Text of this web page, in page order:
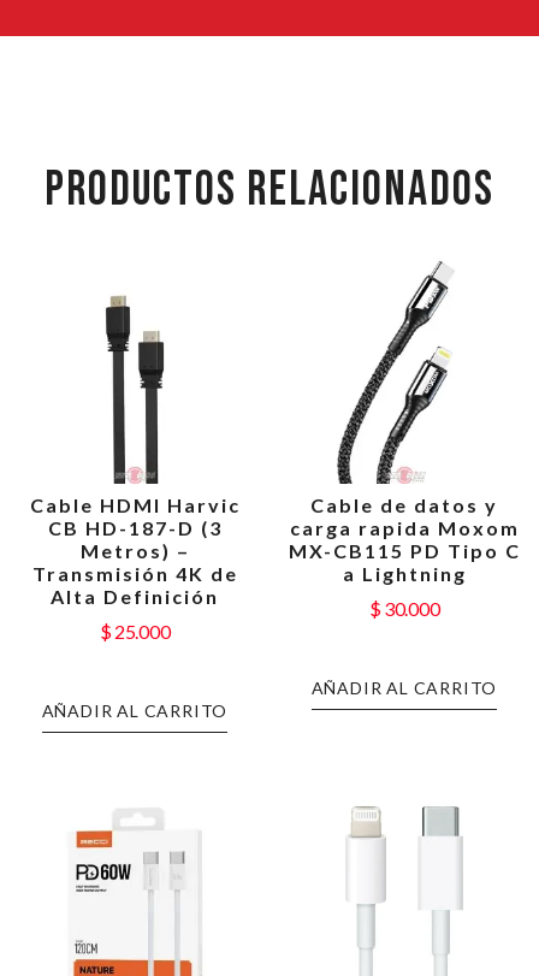
PRODUCTOS RELACIONADOS
Cable HDMI Harvic
CB HD-187-D (3
Metros) –
Transmisión 4K de
Alta Definición
$25.000
AÑADIR AL CARRITO
Cable de datos y
carga rapida Moxom
MX-CB115 PD Tipo C
a Lightning
$30.000
AÑADIR AL CARRITO